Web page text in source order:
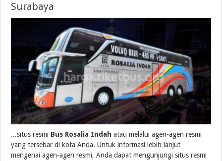
Surabaya
...situs resmi Bus Rosalia Indah atau melalui agen-agen resmi
yang tersebar di kota Anda. Untuk informasi lebih lanjut
mengenai agen-agen resmi, Anda dapat mengunjungi situs resmi